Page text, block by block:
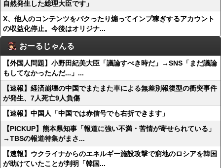
自然発生した総理大臣です」
X、他人のコンテンツをパクったり煽ってインプ稼ぎするアカウント
の収益化停止。今後はオリジナ...
おーるじゃんる
【外国人問題】小野田紀美大臣「議論すべき時だ」→SNS「まだ議論
もしてなかったんだ...」...
【速報】経済崩壊の中国でまたまた車による無差別報復型の衝突事件
が発生、7人死亡9人負傷
【速報】中国人「中国では赤信号でも右折できます」
【PICKUP】熊本県知事「報道に強い不満・苦情が寄せられている」
→TBSの報道特集がまさ...
【速報】ウクライナからのエネルギー施設攻撃で窮地のロシアを韓国
が助けていたことが判明「韓国...